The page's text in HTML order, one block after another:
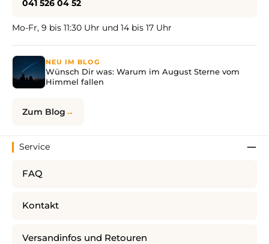
041 526 04 52
Mo-Fr, 9 bis 11:30 Uhr und 14 bis 17 Uhr
NEU IM BLOG
Wünsch Dir was: Warum im August Sterne vom
Himmel fallen
Zum Blog
Service
FAQ
Kontakt
Versandinfos und Retouren